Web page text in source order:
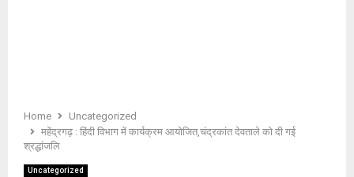
Home
Uncategorized
महेंद्रगढ़ : हिंदी विभाग में कार्यक्रम आयोजित,चंद्रकांत देवताले को दी गई
श्रद्धांजलि
Uncategorized